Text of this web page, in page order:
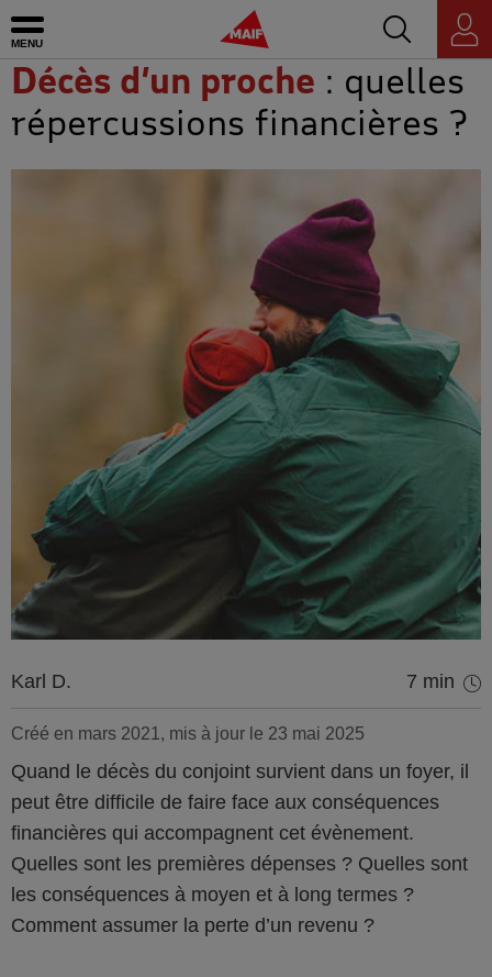
Ouvrir le menu MAIF - Allez à l'accueil de maif.fr
Accédez au
Espace
personnel
Décès d’un proche : quelles
répercussions financières ?
Karl D. 7 min
Créé en mars 2021, mis à jour le 23 mai 2025
Quand le décès du conjoint survient dans un foyer, il
peut être difficile de faire face aux conséquences
financières qui accompagnent cet évènement.
Quelles sont les premières dépenses ? Quelles sont
les conséquences à moyen et à long termes ?
Comment assumer la perte d’un revenu ?